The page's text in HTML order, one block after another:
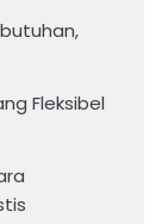
Fleksibel